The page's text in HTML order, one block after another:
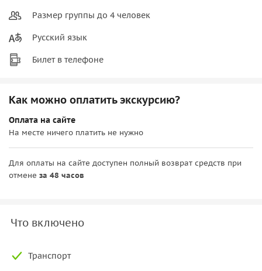
Размер группы до 4 человек
Русский язык
Билет в телефоне
Как можно оплатить экскурсию?
Оплата на сайте
На месте ничего платить не нужно
Для оплаты на сайте доступен полный возврат средств при
отмене за 48 часов
Что включено
Транспорт